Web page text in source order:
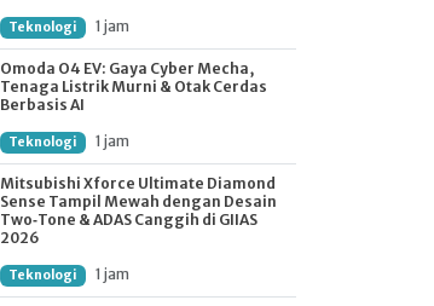
Teknologi 1 jam
Omoda O4 EV: Gaya Cyber Mecha,
Tenaga Listrik Murni & Otak Cerdas
Berbasis AI
Teknologi 1 jam
Mitsubishi Xforce Ultimate Diamond
Sense Tampil Mewah dengan Desain
Two‑Tone & ADAS Canggih di GIIAS
2026
Teknologi 1 jam